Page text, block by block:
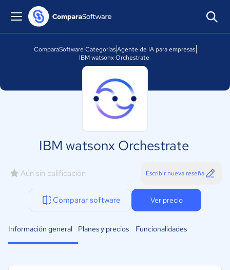
ComparaSoftware Categorías Agente de IA para empresas
IBM watsonx Orchestrate
IBM watsonx Orchestrate
Aún sin calificación Escribir nueva reseña
Comparar software Ver precio
Información general Planes y precios Funcionalidades